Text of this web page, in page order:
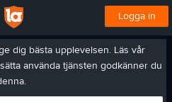
Logga in
dig bästa upplevelsen. Läs vår
använda tjänsten godkänner du